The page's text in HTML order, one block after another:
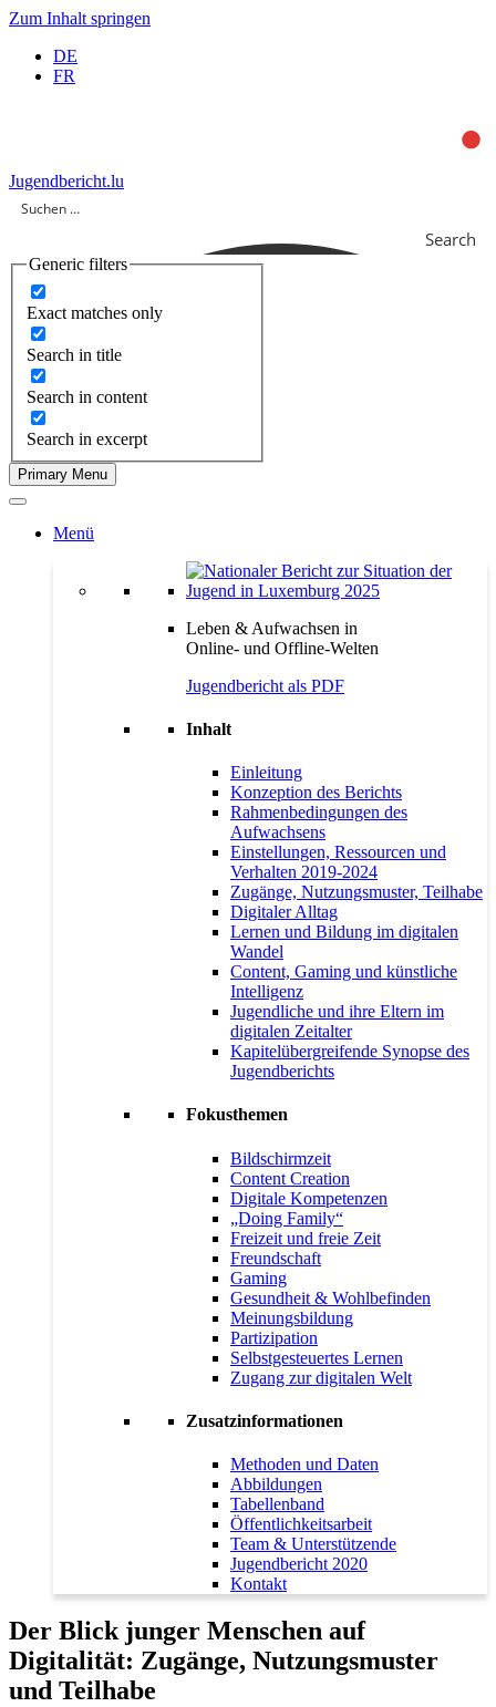
Zum Inhalt springen
DE
FR
Jugendbericht.lu
Search
Generic filters
Exact matches only
Search in title
Search in content
Search in excerpt
Primary Menu
Menü
Leben & Aufwachsen in
Online- und Offline-Welten
Jugendbericht als PDF
Inhalt
Einleitung
Konzeption des Berichts
Rahmenbedingungen des
Aufwachsens
Einstellungen, Ressourcen und
Verhalten 2019-2024
Zugänge, Nutzungsmuster, Teilhabe
Digitaler Alltag
Lernen und Bildung im digitalen
Wandel
Content, Gaming und künstliche
Intelligenz
Jugendliche und ihre Eltern im
digitalen Zeitalter
Kapitelübergreifende Synopse des
Jugendberichts
Fokusthemen
Bildschirmzeit
Content Creation
Digitale Kompetenzen
„Doing Family“
Freizeit und freie Zeit
Freundschaft
Gaming
Gesundheit & Wohlbefinden
Meinungsbildung
Partizipation
Selbstgesteuertes Lernen
Zugang zur digitalen Welt
Zusatzinformationen
Methoden und Daten
Abbildungen
Tabellenband
Öffentlichkeitsarbeit
Team & Unterstützende
Jugendbericht 2020
Kontakt
Der Blick junger Menschen auf
Digitalität: Zugänge, Nutzungsmuster
und Teilhabe